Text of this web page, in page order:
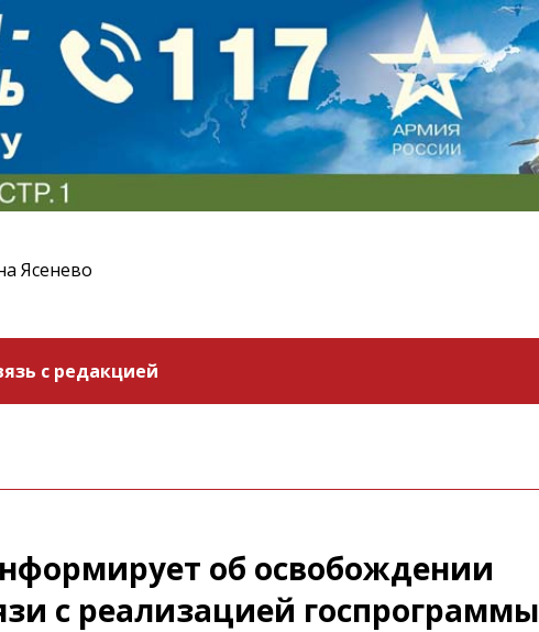
Ясенево
с редакцией
об освобождении
с реализацией госпрограммы